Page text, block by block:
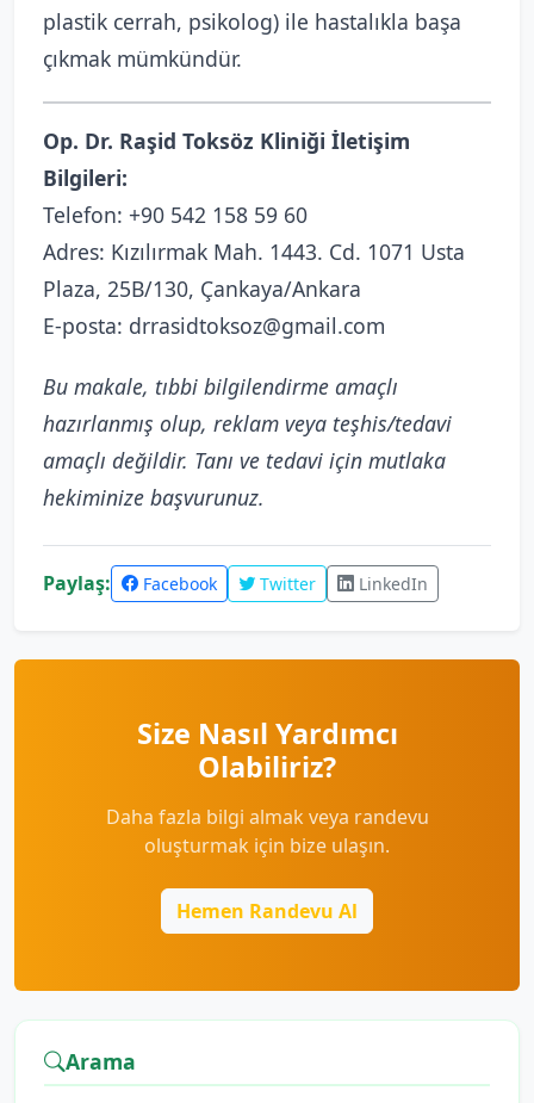
plastik cerrah, psikolog) ile hastalıkla başa
çıkmak mümkündür.
Op. Dr. Raşid Toksöz Kliniği İletişim
Bilgileri:
Telefon: +90 542 158 59 60
Adres: Kızılırmak Mah. 1443. Cd. 1071 Usta
Plaza, 25B/130, Çankaya/Ankara
E-posta: drrasidtoksoz@gmail.com
Bu makale, tıbbi bilgilendirme amaçlı
hazırlanmış olup, reklam veya teşhis/tedavi
amaçlı değildir. Tanı ve tedavi için mutlaka
hekiminize başvurunuz.
Paylaş: Facebook Twitter LinkedIn
Size Nasıl Yardımcı
Olabiliriz?
Daha fazla bilgi almak veya randevu
oluşturmak için bize ulaşın.
Hemen Randevu Al
Arama